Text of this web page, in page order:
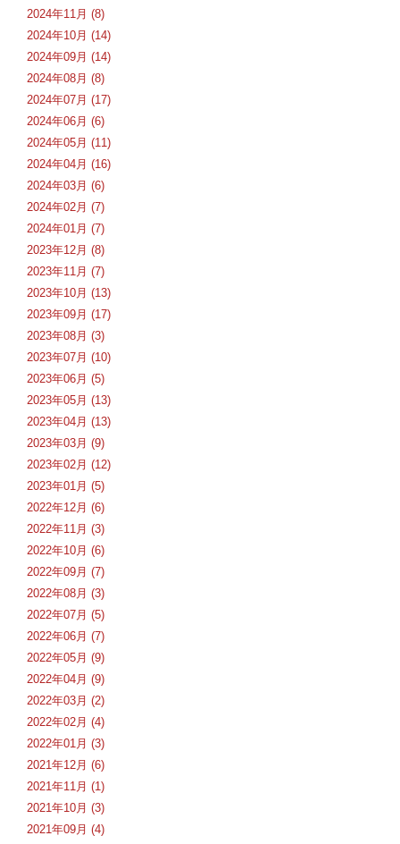
2024年11月 (8)
2024年10月 (14)
2024年09月 (14)
2024年08月 (8)
2024年07月 (17)
2024年06月 (6)
2024年05月 (11)
2024年04月 (16)
2024年03月 (6)
2024年02月 (7)
2024年01月 (7)
2023年12月 (8)
2023年11月 (7)
2023年10月 (13)
2023年09月 (17)
2023年08月 (3)
2023年07月 (10)
2023年06月 (5)
2023年05月 (13)
2023年04月 (13)
2023年03月 (9)
2023年02月 (12)
2023年01月 (5)
2022年12月 (6)
2022年11月 (3)
2022年10月 (6)
2022年09月 (7)
2022年08月 (3)
2022年07月 (5)
2022年06月 (7)
2022年05月 (9)
2022年04月 (9)
2022年03月 (2)
2022年02月 (4)
2022年01月 (3)
2021年12月 (6)
2021年11月 (1)
2021年10月 (3)
2021年09月 (4)